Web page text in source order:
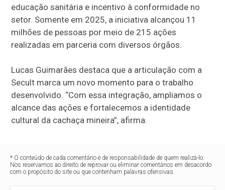
educação sanitária e incentivo à conformidade no
setor. Somente em 2025, a iniciativa alcançou 11
milhões de pessoas por meio de 215 ações
realizadas em parceria com diversos órgãos.
Lucas Guimarães destaca que a articulação com a
Secult marca um novo momento para o trabalho
desenvolvido. “Com essa integração, ampliamos o
alcance das ações e fortalecemos a identidade
cultural da cachaça mineira”, afirma.
* O conteúdo de cada comentário é de responsabilidade de quem realizá-lo.
Nos reservamos ao direito de reprovar ou eliminar comentários em desacordo
com o propósito do site ou que contenham palavras ofensivas.